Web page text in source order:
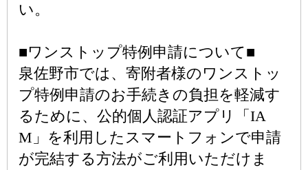
い。
■ワンストップ特例申請について■
泉佐野市では、寄附者様のワンストッ
プ特例申請のお手続きの負担を軽減す
るために、公的個人認証アプリ「IA
M」を利用したスマートフォンで申請
が完結する方法がご利用いただけま